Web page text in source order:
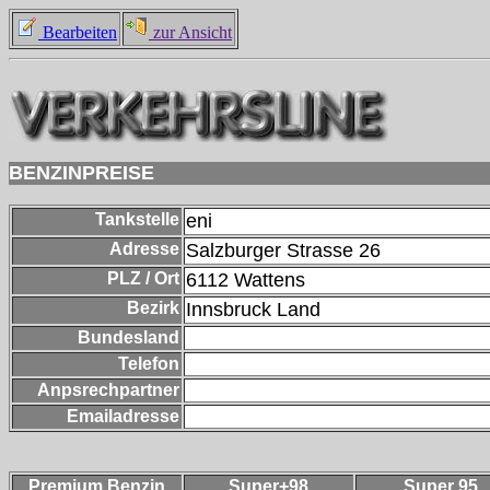
Bearbeiten zur Ansicht
BENZINPREISE
Tankstelle eni
Adresse Salzburger Strasse 26
PLZ / Ort 6112 Wattens
Bezirk Innsbruck Land
Bundesland
Telefon
Anpsrechpartner
Emailadresse
Premium Benzin Super+98 Super 95